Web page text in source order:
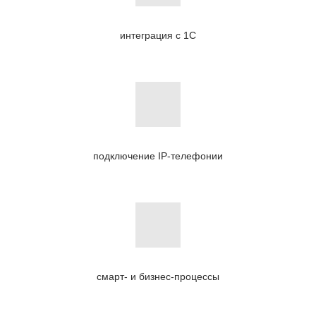
интеграция с 1С
подключение IP-телефонии
смарт- и бизнес-процессы